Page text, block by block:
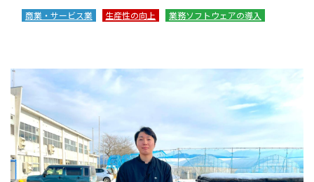
商業・サービス業 生産性の向上 業務ソフトウェアの導入